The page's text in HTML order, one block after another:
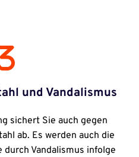
und Vandalismus
sichert Sie auch gegen
ab. Es werden auch die
Vandalismus infolge